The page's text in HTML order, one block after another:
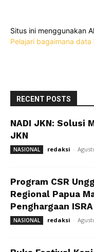
Situs ini menggunakan
Pelajari bagaimana
RECENT POSTS
NADI JKN: Solusi
JKN
NASIONAL redaksi -
Program CSR
Regional Papua
Penghargaan
NASIONAL redaksi -